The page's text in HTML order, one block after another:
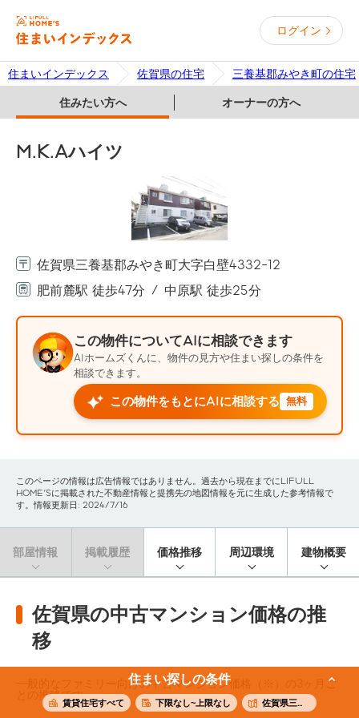
ログイン
住まいインデックス 佐賀県の住宅 三養基郡みやき町の住宅
住みたい方へ オーナーの方へ
住まい探しの条件
賃貸住宅すべて 下限なし~上限なし 佐賀県三養基郡みやき町
M.K.Aハイツ
佐賀県三養基郡みやき町大字白壁4332-12
肥前麓駅 徒歩47分
中原駅 徒歩25分
この物件についてAIに相談できます
AIホームズくんに、物件の見方や住まい探しの条件を
相談できます。
この物件をもとにAIに相談する 無料
このページの情報は広告情報ではありません。過去から現在までにLIFULL
HOME'Sに掲載された不動産情報と提携先の地図情報を元に生成した参考情報で
す。情報更新日: 2024/7/16
部屋情報 掲載履歴 価格推移 周辺環境 建物概要
佐賀県の中古マンション価格の推
移
一般的なファミリー向けの中古マンション価格（※）の3ヶ月ご
との推移です。